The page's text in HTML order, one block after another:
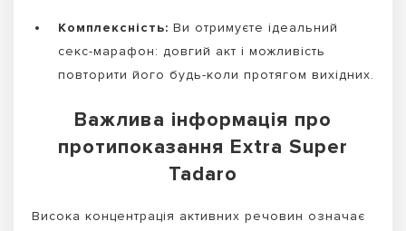
Комплексність: Ви отримуєте ідеальний
секс-марафон: довгий акт і можливість
повторити його будь-коли протягом вихідних.
Важлива інформація про
протипоказання Extra Super
Tadaro
Висока концентрація активних речовин означає